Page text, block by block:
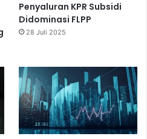
Penyaluran KPR Subsidi
Didominasi FLPP
28 Juli 2025